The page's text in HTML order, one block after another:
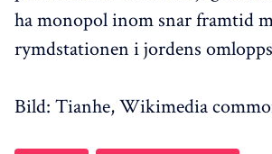
ha monopol inom snar framtid
rymdstationen i jordens
Bild: Tianhe, Wikimedia